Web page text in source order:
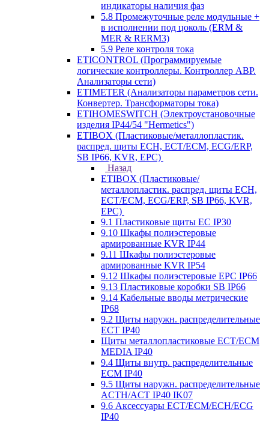
индикаторы наличия фаз
5.8 Промежуточные реле модульные +
в исполнении под цоколь (ERM &
MER & RERM3)
5.9 Реле контроля тока
ETICONTROL (Программируемые
логические контроллеры. Контроллер АВР.
Анализаторы сети)
ETIMETER (Анализаторы параметров сети.
Конвертер. Трансформаторы тока)
ETIHOMESWITCH (Электроустановочные
изделия IP44/54 "Hermetics")
ETIBOX (Пластиковые/металлопластик.
распред. щиты ECH, ECT/ECM, ECG/ERP,
SB IP66, KVR, EPC)
Назад
ETIBOX (Пластиковые/
металлопластик. распред. щиты ECH,
ECT/ECM, ECG/ERP, SB IP66, KVR,
EPC)
9.1 Пластиковые щиты EC IP30
9.10 Шкафы полиэстеровые
армированные KVR IP44
9.11 Шкафы полиэстеровые
армированные KVR IP54
9.12 Шкафы полиэстеровые EPC IP66
9.13 Пластиковые коробки SB IP66
9.14 Кабельные вводы метрические
IP68
9.2 Щиты наружн. распределительные
ECT IP40
Щиты металлопластиковые ECT/ECM
MEDIA IP40
9.4 Щиты внутр. распределительные
ECМ IP40
9.5 Щиты наружн. распределительные
ACTH/ACT IP40 IK07
9.6 Аксессуары ECT/ECM/ECH/ECG
IP40